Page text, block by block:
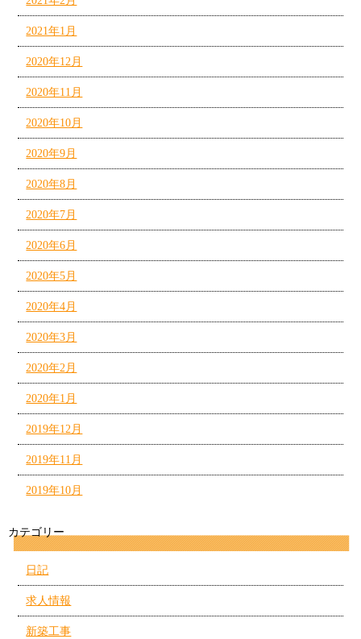
2021年1月
2020年12月
2020年11月
2020年10月
2020年9月
2020年8月
2020年7月
2020年6月
2020年5月
2020年4月
2020年3月
2020年2月
2020年1月
2019年12月
2019年11月
2019年10月
カテゴリー
日記
求人情報
新築工事